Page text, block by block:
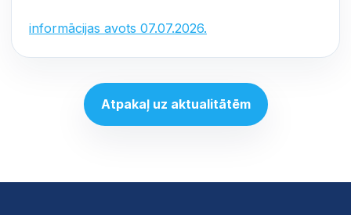
informācijas avots 07.07.2026.
Atpakaļ uz aktualitātēm